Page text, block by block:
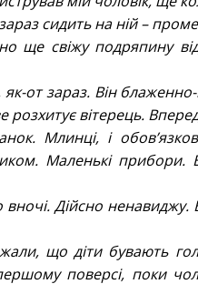
сидить на ній –
ще свіжу подряпину
от зараз. Він
розхитує вітерець.
Млинці, і
Маленькі
Дійсно ненавиджу.
що діти бувають
поверсі, поки